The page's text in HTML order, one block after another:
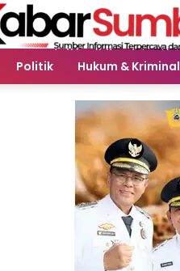
Politik Hukum & Kriminal